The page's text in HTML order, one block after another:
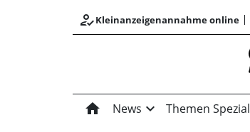
how_to_regKleinanzeigenannahme online
home News expand_more Themen Spezial